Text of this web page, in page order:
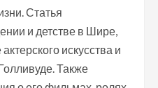
Статья
и детстве в Шире,
искусства и
Также